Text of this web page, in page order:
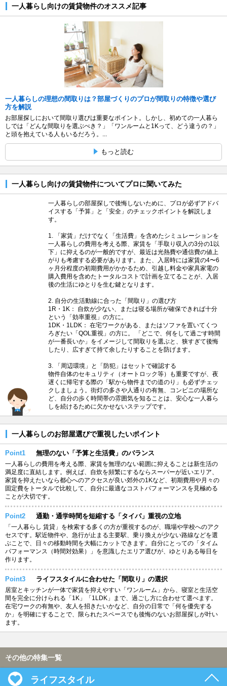
一人暮らし向けの賃貸物件のオススメ記事
一人暮らしの理想の間取りは？部屋づくりのプロが間取りの特徴や選び
方を解説
お部屋探しにおいて間取り選びは重要なポイント。しかし、初めての一人暮ら
しでは「どんな間取りを選ぶべき？」「ワンルームと1Kって、どう違うの？」
と頭を抱えている人もいるだろう。...
もっと読む
一人暮らし向けの賃貸物件についてプロに聞いてみた
一人暮らしの部屋探しで後悔しないために、プロが必ずアドバ
イスする「予算」と「安全」のチェックポイントを解説しま
す。
1. 「家賃」だけでなく「生活費」を含めたシミュレーションを
一人暮らしの費用を考える際、家賃を「手取り収入の3分の1以
下」に抑えるのが一般的ですが、最近は光熱費や通信費の値上
がりも考慮する必要があります。また、入居時には家賃の4〜6
ヶ月分程度の初期費用がかかるため、引越し料金や家具家電の
購入費用を含めたトータルコストで計画を立てることが、入居
後の生活にゆとりを生む鍵となります。
2. 自分の生活動線に合った「間取り」の選び方
1R・1K： 自炊が少ない、または寝る場所が確保できれば十分
という「効率重視」の方に。
1DK・1LDK： 在宅ワークがある、またはソファを置いてくつ
ろぎたい「QOL重視」の方に。 「どこで、何をして過ごす時間
が一番長いか」をイメージして間取りを選ぶと、狭すぎて後悔
したり、広すぎて持て余したりすることを防げます。
3. 「周辺環境」と「防犯」はセットで確認する
物件自体のセキュリティ（オートロック等）も重要ですが、夜
遅くに帰宅する際の「駅から物件までの道のり」も必ずチェッ
クしましょう。街灯の多さや人通りの有無、コンビニの場所な
ど、自分の歩く時間帯の雰囲気を知ることは、安心な一人暮ら
しを続けるために欠かせないステップです。
一人暮らしのお部屋選びで重視したいポイント
Point1 無理のない「予算と生活費」のバランス
一人暮らしの費用を考える際、家賃を無理のない範囲に抑えることは新生活の
満足度に直結します。例えば、自炊を頻繁にするならスーパーが近いエリア、
家賃を抑えたいなら都心へのアクセスが良い郊外の1Kなど、初期費用や月々の
固定費をトータルで比較して、自分に最適なコストパフォーマンスを見極める
ことが大切です。
Point2 通勤・通学時間を短縮する「タイパ」重視の立地
「一人暮らし 賃貸」を検索する多くの方が重視するのが、職場や学校へのアク
セスです。駅近物件や、急行が止まる主要駅、乗り換えが少ない路線などを選
ぶことで、日々の移動時間を大幅にカットできます。自分にとっての「タイム
パフォーマンス（時間対効果）」を意識したエリア選びが、ゆとりある毎日を
作ります。
Point3 ライフスタイルに合わせた「間取り」の選択
居室とキッチンが一体で家賃を抑えやすい「ワンルーム」から、寝室と生活空
間を完全に分けられる「1K」「1LDK」まで、過ごし方に合わせて選べます。
在宅ワークの有無や、友人を招きたいかなど、自分の日常で「何を優先する
か」を明確にすることで、限られたスペースでも後悔のないお部屋探しが叶い
ます。
その他の特集一覧
ライフスタイル